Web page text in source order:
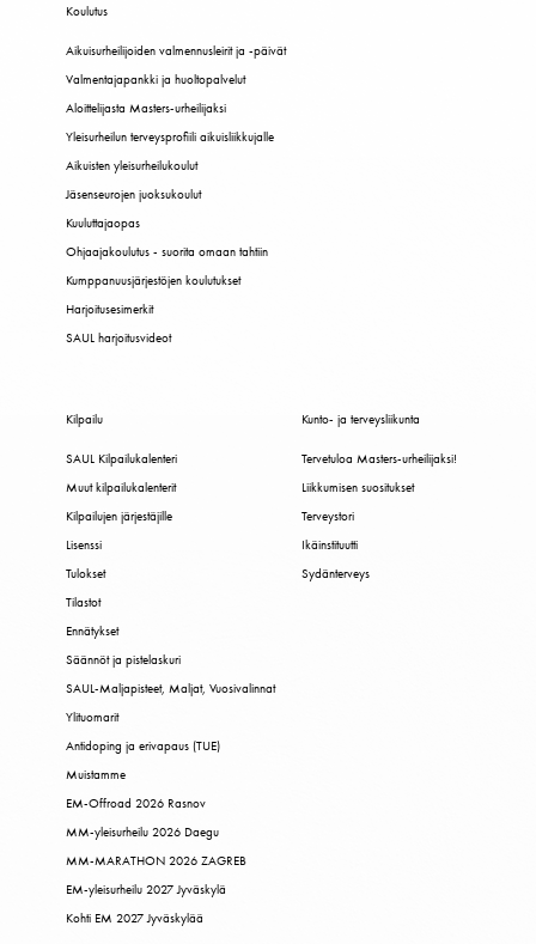
Koulutus
Aikuisurheilijoiden valmennusleirit ja -päivät
Valmentajapankki ja huoltopalvelut
Aloittelijasta Masters-urheilijaksi
Yleisurheilun terveysprofiili aikuisliikkujalle
Aikuisten yleisurheilukoulut
Jäsenseurojen juoksukoulut
Kuuluttajaopas
Ohjaajakoulutus - suorita omaan tahtiin
Kumppanuusjärjestöjen koulutukset
Harjoitusesimerkit
SAUL harjoitusvideot
Kilpailu
SAUL Kilpailukalenteri
Muut kilpailukalenterit
Kilpailujen järjestäjille
Lisenssi
Tulokset
Tilastot
Ennätykset
Säännöt ja pistelaskuri
SAUL-Maljapisteet, Maljat, Vuosivalinnat
Ylituomarit
Antidoping ja erivapaus (TUE)
Muistamme
EM-Offroad 2026 Rasnov
MM-yleisurheilu 2026 Daegu
MM-MARATHON 2026 ZAGREB
EM-yleisurheilu 2027 Jyväskylä
Kohti EM 2027 Jyväskylää
Kunto- ja terveysliikunta
Tervetuloa Masters-urheilijaksi!
Liikkumisen suositukset
Terveystori
Ikäinstituutti
Sydänterveys